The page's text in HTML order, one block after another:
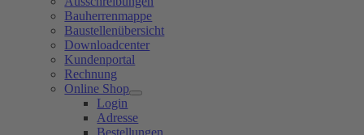
Bauherrenmappe
Baustellenübersicht
Downloadcenter
Kundenportal
Rechnung
Online Shop
Login
Adresse
Bestellungen